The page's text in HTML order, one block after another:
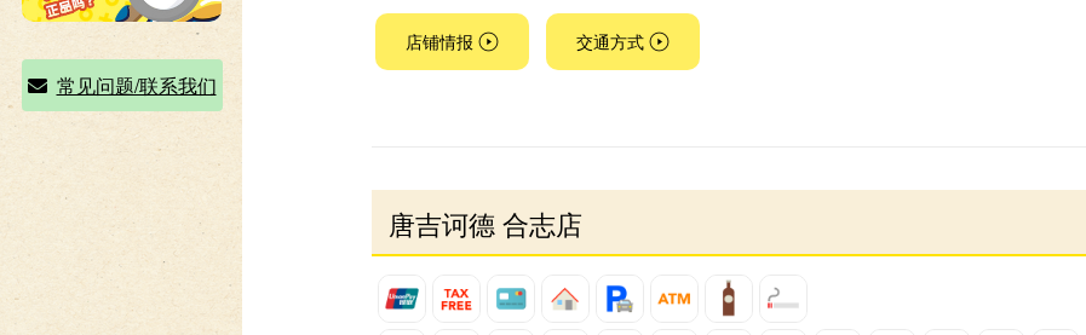
常见问题/联系我们
店铺情报 交通方式
唐吉诃德 合志店